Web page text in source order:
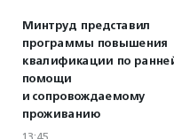
Минтруд представил
программы повышения
квалификации по
помощи
и сопровождаемому
проживанию